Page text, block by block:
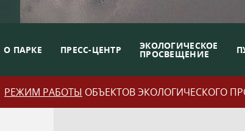
О ПАРКЕ ПРЕСС-ЦЕНТР ЭКОЛОГИЧЕСКОЕ
ПРОСВЕЩЕНИЕ
РЕЖИМ РАБОТЫ ОБЪЕКТОВ ЭКОЛОГИЧЕСКОГО